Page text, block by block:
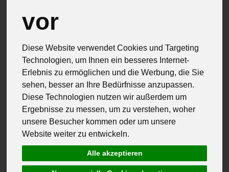
vor
Diese Website verwendet Cookies und Targeting
Technologien, um Ihnen ein besseres Internet-
Erlebnis zu ermöglichen und die Werbung, die Sie
sehen, besser an Ihre Bedürfnisse anzupassen.
Diese Technologien nutzen wir außerdem um
Ergebnisse zu messen, um zu verstehen, woher
unsere Besucher kommen oder um unsere
Website weiter zu entwickeln.
Alle akzeptieren
Qualitätszeichen Deutschland